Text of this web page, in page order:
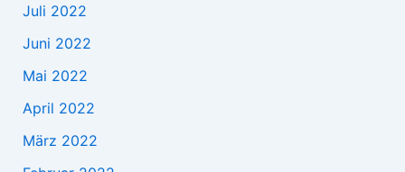
Juli 2022
Juni 2022
Mai 2022
April 2022
März 2022